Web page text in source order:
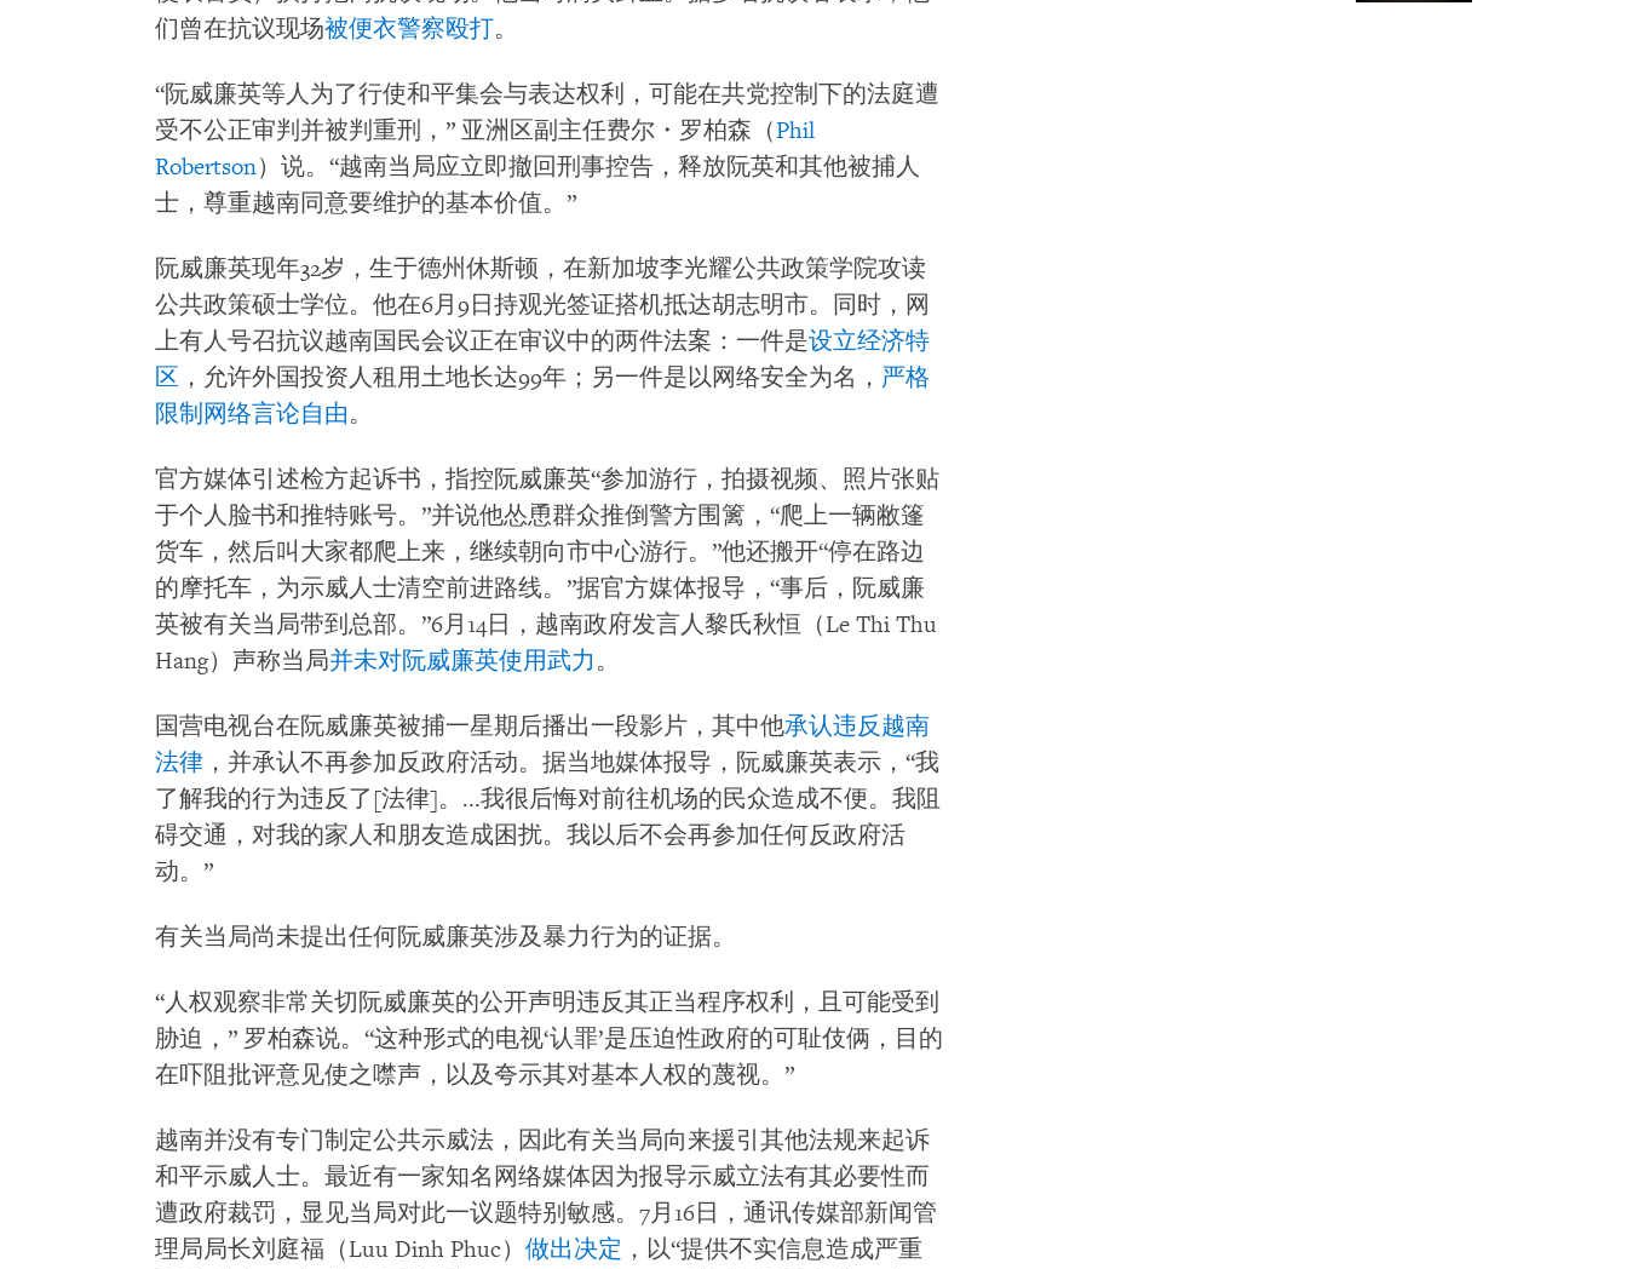
们曾在抗议现场被便衣警察殴打。
“阮威廉英等人为了行使和平集会与表达权利，可能在共党控制下的法庭遭
受不公正审判并被判重刑，” 亚洲区副主任费尔・罗柏森（Phil
Robertson）说。“越南当局应立即撤回刑事控告，释放阮英和其他被捕人
士，尊重越南同意要维护的基本价值。”
阮威廉英现年32岁，生于德州休斯顿，在新加坡李光耀公共政策学院攻读
公共政策硕士学位。他在6月9日持观光签证搭机抵达胡志明市。同时，网
上有人号召抗议越南国民会议正在审议中的两件法案：一件是设立经济特
区 ，允许外国投资人租用土地长达99年；另一件是以网络安全为名， 严格
限制网络言论自由。
官方媒体引述检方起诉书，指控阮威廉英“参加游行，拍摄视频、照片张贴
于个人脸书和推特账号。”并说他怂恿群众推倒警方围篱，“爬上一辆敝篷
货车，然后叫大家都爬上来，继续朝向市中心游行。”他还搬开“停在路边
的摩托车，为示威人士清空前进路线。”据官方媒体报导，“事后，阮威廉
英被有关当局带到总部。”6月14日，越南政府发言人黎氏秋恒（Le Thi Thu
Hang）声称当局并未对阮威廉英使用武力 。
国营电视台在阮威廉英被捕一星期后播出一段影片，其中他承认违反越南
法律 ，并承认不再参加反政府活动。据当地媒体报导，阮威廉英表示，“我
了解我的行为违反了[法律]。...我很后悔对前往机场的民众造成不便。我阻
碍交通，对我的家人和朋友造成困扰。我以后不会再参加任何反政府活
动。”
有关当局尚未提出任何阮威廉英涉及暴力行为的证据。
“人权观察非常关切阮威廉英的公开声明违反其正当程序权利，且可能受到
胁迫，” 罗柏森说。“这种形式的电视‘认罪’是压迫性政府的可耻伎俩，目的
在吓阻批评意见使之噤声，以及夸示其对基本人权的蔑视。”
越南并没有专门制定公共示威法，因此有关当局向来援引其他法规来起诉
和平示威人士。最近有一家知名网络媒体因为报导示威立法有其必要性而
遭政府裁罚，显见当局对此一议题特别敏感。7月16日，通讯传媒部新闻管
理局局长刘庭福（Luu Dinh Phuc） 做出决定 ，以“提供不实信息造成严重